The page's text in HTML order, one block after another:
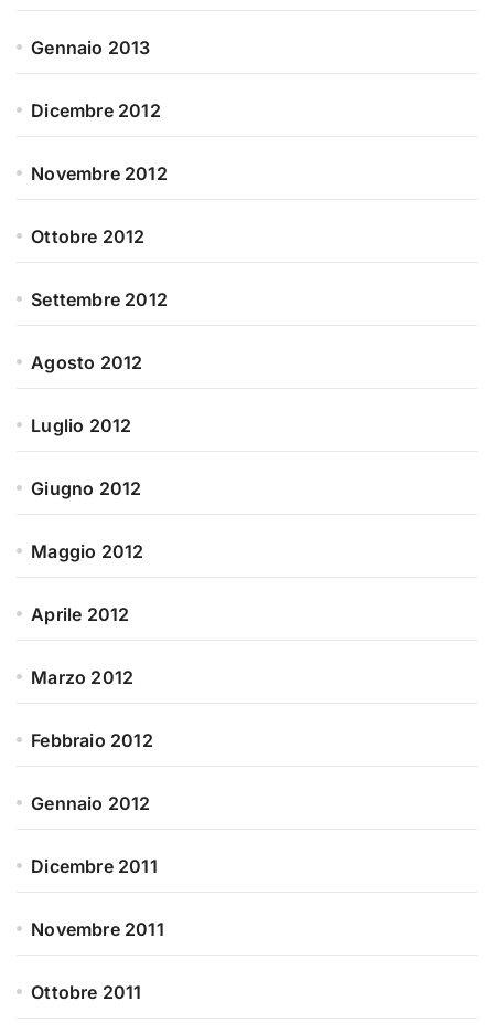
Gennaio 2013
Dicembre 2012
Novembre 2012
Ottobre 2012
Settembre 2012
Agosto 2012
Luglio 2012
Giugno 2012
Maggio 2012
Aprile 2012
Marzo 2012
Febbraio 2012
Gennaio 2012
Dicembre 2011
Novembre 2011
Ottobre 2011